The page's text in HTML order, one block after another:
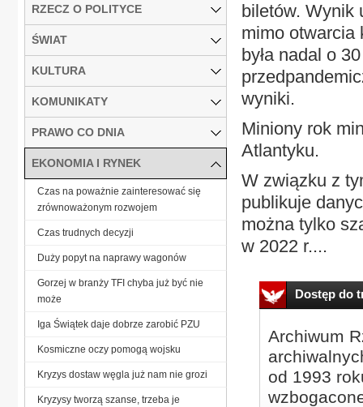
biletów. Wynik
mimo otwarcia
była nadal o
wyniki.
Miniony rok
Atlantyku.
W związku z
publikuje
można tylko
w 2022 r....
Dostęp do
Archiwum
od 1993
RZECZ O POLITYCE
ŚWIAT
KULTURA
KOMUNIKATY
PRAWO CO DNIA
EKONOMIA I RYNEK
Czas na poważnie zainteresować się
zrównoważonym rozwojem
Czas trudnych decyzji
Duży popyt na naprawy wagonów
Gorzej w branży TFI chyba już być nie
może
Iga Świątek daje dobrze zarobić PZU
Kosmiczne oczy pomogą wojsku
Kryzys dostaw węgla już nam nie grozi
Kryzysy tworzą szanse, trzeba je